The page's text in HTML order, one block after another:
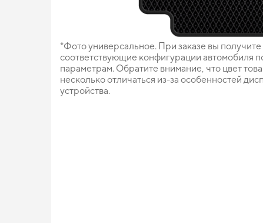
*Фото универсальное. При заказе вы
соответствующие конфигурации автомобиля
параметрам. Обратите внимание, что цвет
несколько отличаться из-за особенностей
устройства.